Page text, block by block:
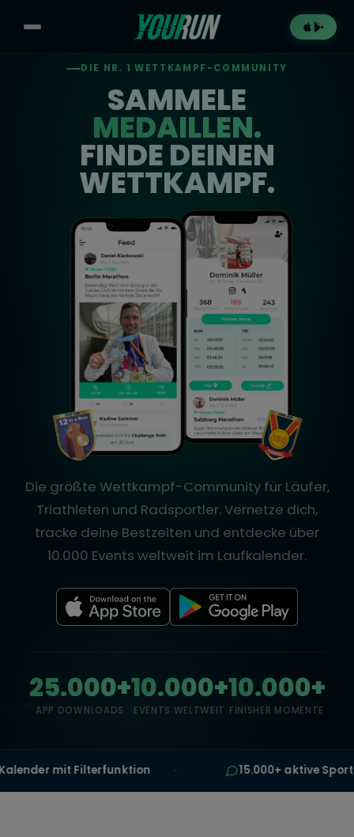
DIE NR. 1 WETTKAMPF-COMMUNITY
SAMMELE
MEDAILLEN.
FINDE DEINEN
WETTKAMPF.
Die größte Wettkampf-Community für Läufer,
Triathleten und Radsportler. Vernetze dich,
tracke deine Bestzeiten und entdecke über
10.000 Events weltweit im Laufkalender.
25.000+
APP DOWNLOADS
10.000+
EVENTS WELTWEIT
10.000+
FINISHER MOMENTE
mit Filterfunktion 15.000+ aktive Sportler